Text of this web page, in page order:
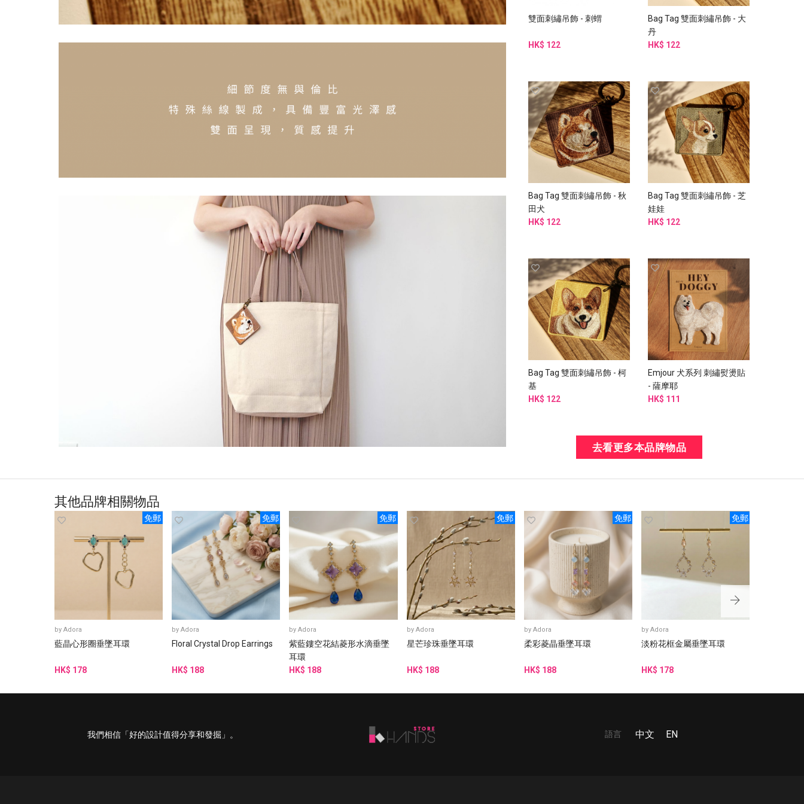
雙面刺繡吊飾 - 刺蝟
HK$ 122
Bag Tag 雙面刺繡吊飾 - 大
丹
HK$ 122
Bag Tag 雙面刺繡吊飾 - 秋
田犬
HK$ 122
Bag Tag 雙面刺繡吊飾 - 芝
娃娃
HK$ 122
Bag Tag 雙面刺繡吊飾 - 柯
基
HK$ 122
Emjour 犬系列 刺繡熨燙貼
- 薩摩耶
HK$ 111
去看更多本品牌物品
其他品牌相關物品
免郵
by Adora
藍晶心形圈垂墜耳環
HK$ 178
免郵
byAdora
Floral Crystal Drop Earrings
HK$ 188
免郵
byAdora
紫藍鏤空花結菱形水滴垂墜
耳環
HK$ 188
免郵
by Adora
星芒珍珠垂墜耳環
HK$ 188
免郵
byAdora
柔彩菱晶垂墜耳環
HK$ 188
免郵
byAdora
淡粉花框金屬垂墜耳環
HK$ 178
我們相信「好的設計值得分享和發掘」。 語言 中文 EN